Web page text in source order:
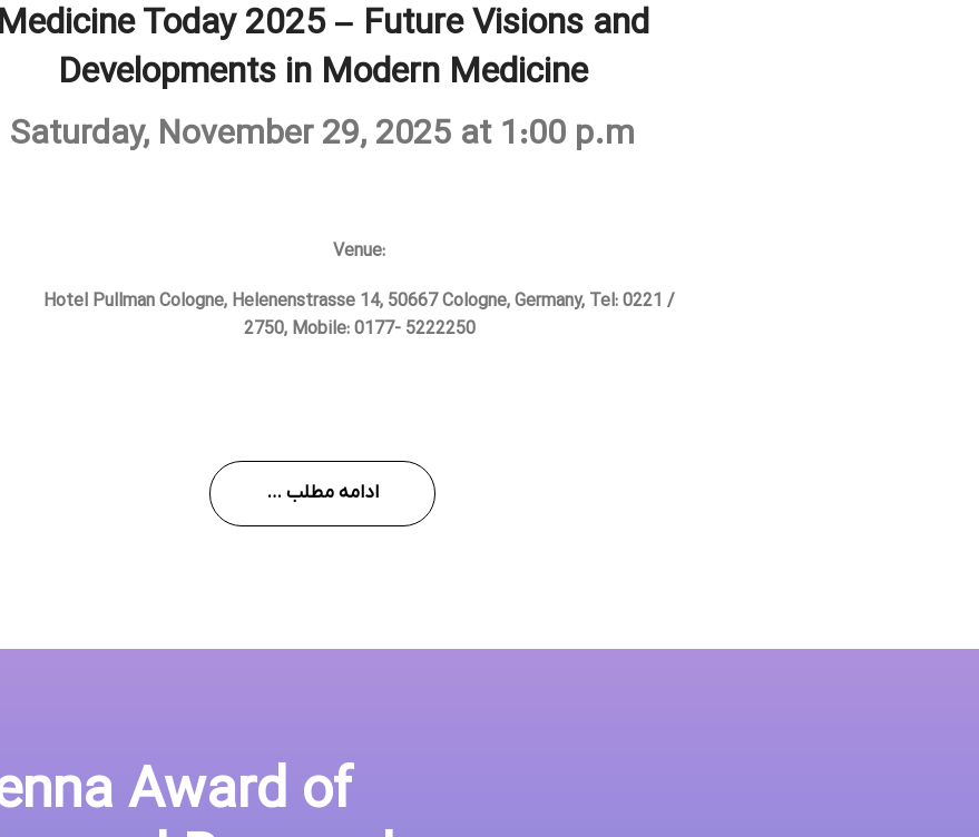
Medicine Today 2025 – Future Visions and
Developments in Modern Medicine
Saturday, November 29, 2025 at 1:00 p.m
Venue:
Hotel Pullman Cologne, Helenenstrasse 14, 50667 Cologne, Germany, Tel: 0221 /
2750, Mobile: 0177- 5222250
ادامه مطلب …
Award of